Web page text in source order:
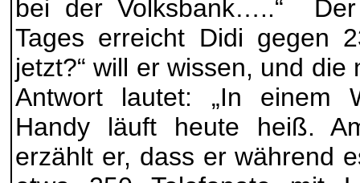
bei der Volksbank…..“
Tages erreicht Didi gegen
jetzt?“ will er wissen, und
Antwort lautet: „In einem
Handy läuft heute heiß.
erzählt er, dass er während